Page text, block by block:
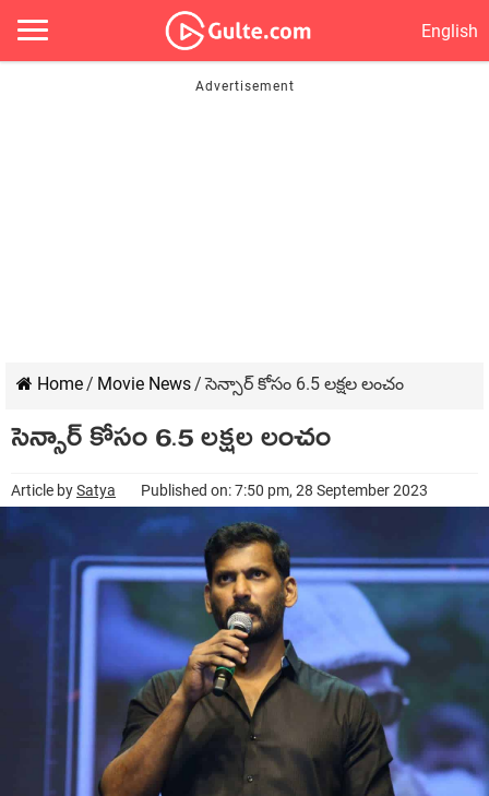
English
Home/ Movie News/ సెన్సార్ కోసం 6.5 లక్షల లంచం
సెన్సార్ కోసం 6.5 లక్షల లంచం
Article bySatya Published on: 7:50 pm, 28 September 2023